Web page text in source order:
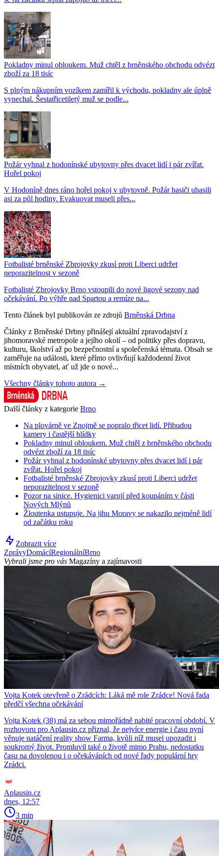
Pokladny minul obloukem. Muž chtěl z brněnského obchodu odvézt
zboží za 18 tisíc
S plným nákupním vozíkem zamířil k východu, pokladny ale úplně
vynechal. Šestatřicetiletý muž se podle...
Požár vyhnal z hodonínské ubytovny přes dvacet lidí i pár zvířat.
Hořel pokoj
V Hodoníně dnes ráno hořel pokoj v ubytovně. Požár hasiči uhasili
asi za půl hodiny. Evakuovat museli přes...
Fotbalisté brněnské Zbrojovky zkusí proti Liberci udržet
neporazitelnost v sezoně
Fotbalisté Zbrojovky Brno vstoupili do nové ligové sezony nad
očekávání. Po výhře nad Spartou a remíze na...
Tento článek byl publikován ze zdrojů Brněnská Drbna
Články z Brněnské Drbny přinášejí aktuální zpravodajství z
jihomoravské metropole a jejího okolí – od politiky přes dopravu,
kulturu, školství až po bezpečnostní a společenská témata. Obsah se
zaměřuje na události, které přímo ovlivňují každodenní život
místních obyvatel, ať už jde o nové...
Všechny články tohoto autora →
Další články z kategorie Brno
Na plovárně ve Znojmě se popralo třicet lidí. Přibudou
kamery i častější hlídky
Pokladny minul obloukem. Muž chtěl z brněnského obchodu
odvézt zboží za 18 tisíc
Požár vyhnal z hodonínské ubytovny přes dvacet lidí i pár
zvířat. Hořel pokoj
Fotbalisté brněnské Zbrojovky zkusí proti Liberci udržet
neporazitelnost v sezoně
Pozor na sinice. Hygienici varují před koupáním v části
Nových Mlýnů
Žloutenka ustupuje. Na jihu Moravy se nakazilo nejméně lidí
od začátku roku
Zobrazit více
ZprávyDomácíRegionálníBrno
Vybrali jsme pro vás Magazíny a zajímavosti
Vojta Kotek otevřeně o Zrádcích: Láká mě role Zrádce! Nová řada
předčí všechna očekávání
Vojta Kotek (38) má za sebou mimořádně nabité pracovní období. V
rozhovoru pro Aplausin.cz přiznal, že nejvíce energie i času nyní
věnuje natáčení reality show Farma, kvůli níž musel upozadit i
soukromý život. Promluvil také o životě mimo Prahu, nedostatku
času na dovolenou i o očekáváních od nové řady populární hry
Zrádci.
Aplausin.cz
dnes, 12:57
3 min